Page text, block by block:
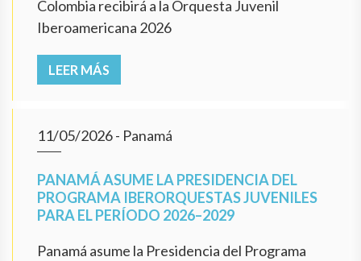
Colombia recibirá a la Orquesta Juvenil
Iberoamericana 2026
LEER MÁS
11/05/2026- Panamá
PANAMÁ ASUME LA PRESIDENCIA DEL
PROGRAMA IBERORQUESTAS JUVENILES
PARA EL PERÍODO 2026–2029
Panamá asume la Presidencia del Programa